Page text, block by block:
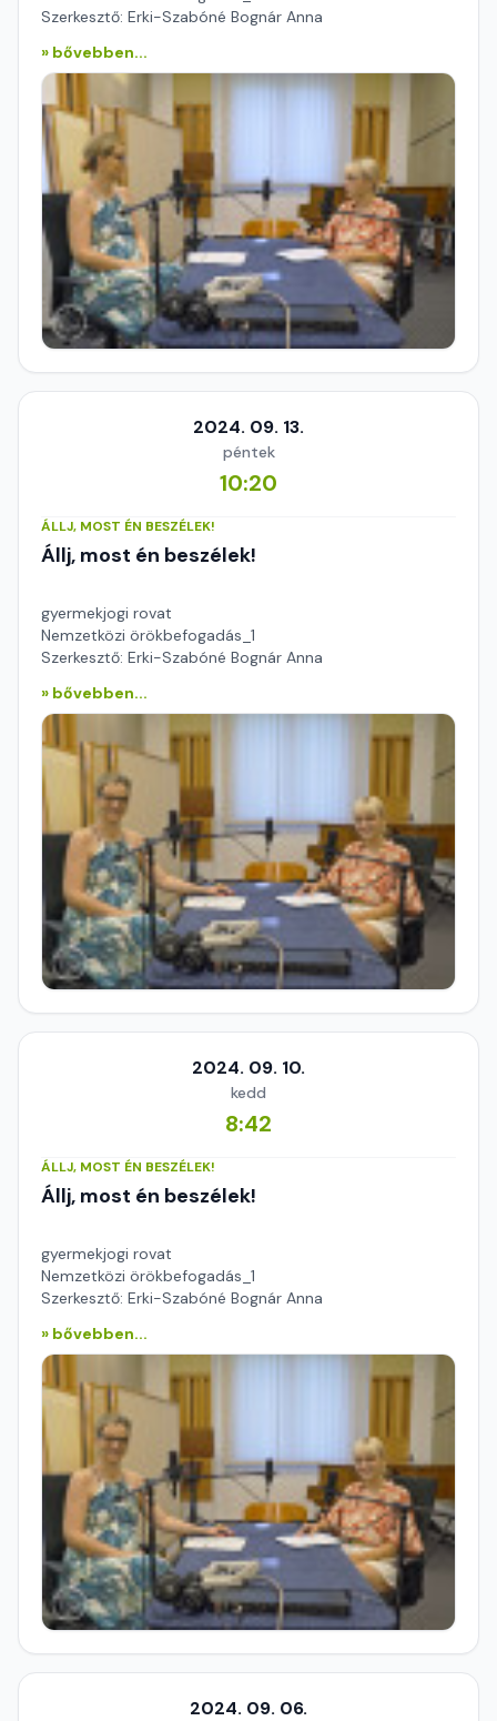
Szerkesztő: Erki-Szabóné Bognár Anna
» bővebben...
2024. 09. 13.
péntek
10:20
ÁLLJ, MOST ÉN BESZÉLEK!
Állj, most én beszélek!
gyermekjogi rovat
Nemzetközi örökbefogadás_1
Szerkesztő: Erki-Szabóné Bognár Anna
» bővebben...
2024. 09. 10.
kedd
8:42
ÁLLJ, MOST ÉN BESZÉLEK!
Állj, most én beszélek!
gyermekjogi rovat
Nemzetközi örökbefogadás_1
Szerkesztő: Erki-Szabóné Bognár Anna
» bővebben...
2024. 09. 06.